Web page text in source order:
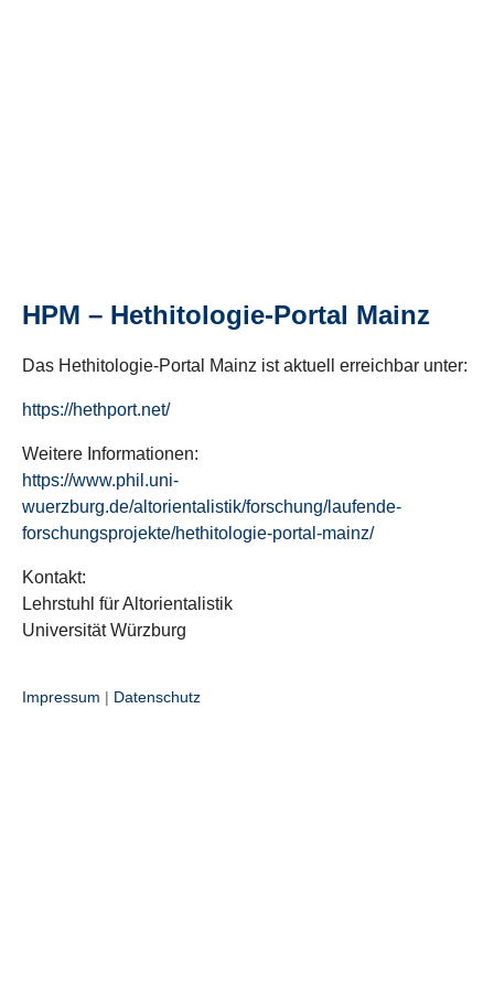
HPM – Hethitologie-Portal Mainz
Das Hethitologie-Portal Mainz ist aktuell erreichbar unter:
https://hethport.net/
Weitere Informationen:
https://www.phil.uni-
wuerzburg.de/altorientalistik/forschung/laufende-
forschungsprojekte/hethitologie-portal-mainz/
Kontakt:
Lehrstuhl für Altorientalistik
Universität Würzburg
Impressum | Datenschutz